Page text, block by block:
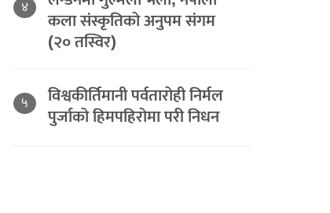
४ कला संस्कृतिको अनुपम संगम
(२० तस्विर)
५ विश्वकीर्तिमानी पर्वतारोही निर्मल
पुर्जाको हिमपहिरोमा परी निधन